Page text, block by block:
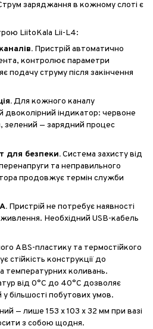
заряджання в кожному слоті є
LiitoKala Lii-L4:
Пристрій автоматично
контролює параметри
подачу струму після закінчення
Для кожного каналу
індикатор: червоне
зелений — зарядний процес
для безпеки.Система захисту від
та неправильного
продовжує термін служби
Пристрій не потребує наявності
Необхідний USB-кабель
ABS-пластику та термостійкого
стійкість конструкції до
температурних коливань.
від 0°C до 40°C дозволяє
більшості побутових умов.
— лише 153 х 103 х 32 мм при вазі
з собою щодня.